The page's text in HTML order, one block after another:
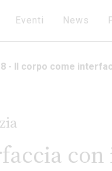
Eventi News
- Il corpo come
con